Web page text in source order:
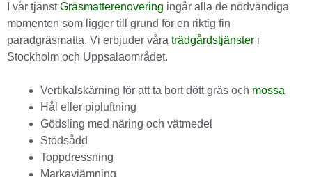
I vår tjänstGräsmatterenovering ingår alla de nödvändiga
momenten som ligger till grund för en riktig fin
paradgräsmatta. Vi erbjuder våra trädgårdstjänster i
Stockholm och Uppsalaområdet.
Vertikalskärning för att ta bort dött gräs och mossa
Hål eller pipluftning
Gödsling med näring och vätmedel
Stödsådd
Toppdressning
Markavjämning